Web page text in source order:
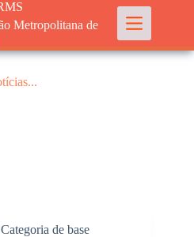
Metropolitana de
de base